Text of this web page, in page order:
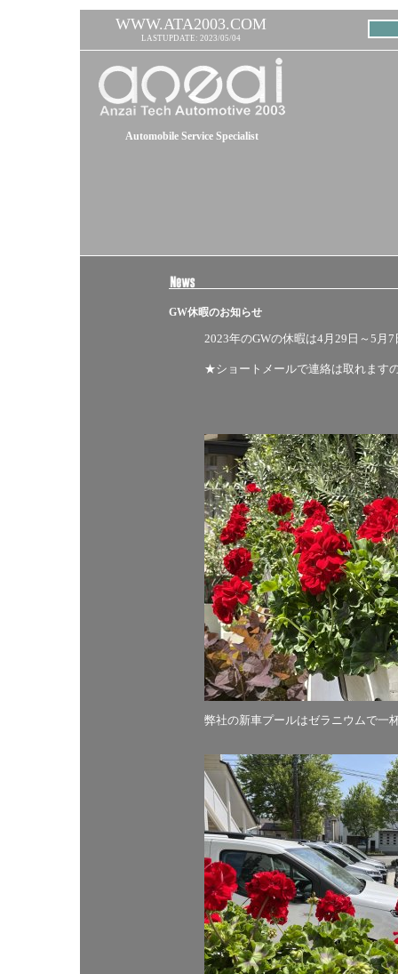
WWW.ATA2003.COM
LASTUPDATE: 2023/05/04
Automobile Service Specialist
GW休暇のお知らせ
2023年のGWの休暇は4月29日～5月
★ショートメールで連絡は取れます
弊社の新車プールはゼラニウムで一